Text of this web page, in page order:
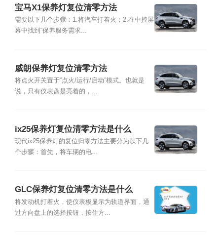
宝马X1保养灯复位清零方法
需要以下几个步骤：1.将汽车打着火；2.在中控屏
幕中找到“保养服务需求...
威朗保养灯复位清零方法
将点火开关置于“点火/运行/启动”模式。也就是
说，只有仪表盘是亮着的，...
ix25保养灯复位清零方法是什么
现代ix25保养灯的复位归零方法主要分为以下几
个步骤：首先，将车辆的电...
GLC保养灯复位清零方法是什么
将发动机打着火，使仪表板显示为轨道界面，通
过方向盘上的选择按钮，按住方...